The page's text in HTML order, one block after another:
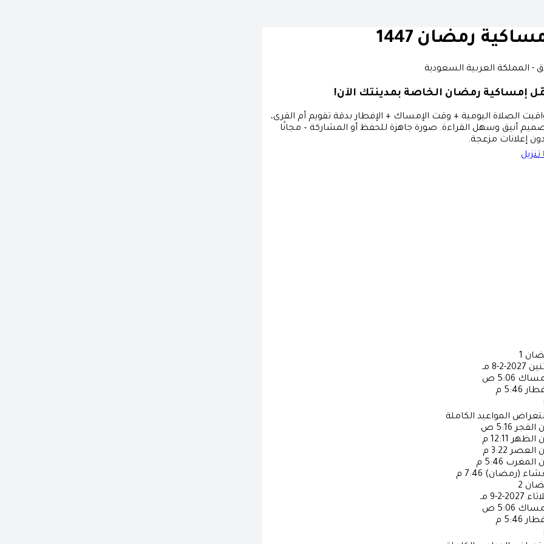
رمضان 1447
- المملكة العربية السعودية
إمساكية رمضان الخاصة بمدينتك الآن!
الصلاة اليومية + وقت الإمساك + الإفطار بدقة تقويم أم القرى،
أنيق وسهل القراءة. صورة جاهزة للحفظ أو المشاركة – مجانًا
إعلانات مزعجة.
1
2027-2-8 مـ
5:06 ص
5:46 م
المواعيد الكاملة
الفجر 5:16 ص
الظهر 12:11 م
العصر 3:22 م
المغرب 5:46 م
(رمضان) 7:46 م
2
2027-2-9 مـ
5:06 ص
5:46 م